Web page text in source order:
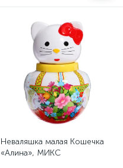
Неваляшка малая Кошечка
«Алина», МИКС